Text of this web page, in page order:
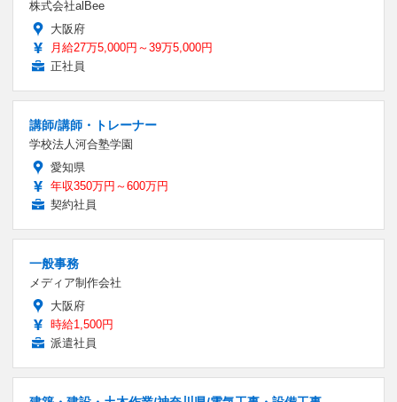
株式会社alBee
大阪府
月給27万5,000円～39万5,000円
正社員
講師/講師・トレーナー
学校法人河合塾学園
愛知県
年収350万円～600万円
契約社員
一般事務
メディア制作会社
大阪府
時給1,500円
派遣社員